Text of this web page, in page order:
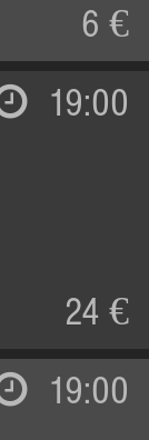
6 €
19:00
24 €
19:00